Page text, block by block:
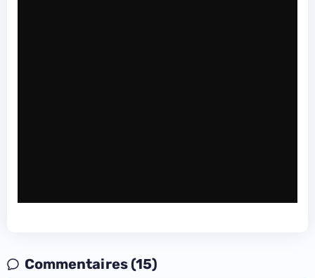
Commentaires (15)